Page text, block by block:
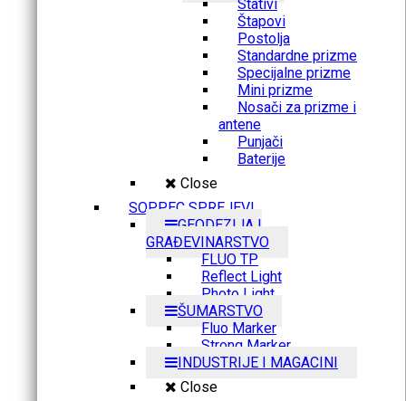
Stativi
Štapovi
Postolja
Standardne prizme
Specijalne prizme
Mini prizme
Nosači za prizme i
antene
Punjači
Baterije
Close
SOPPEC SPREJEVI
GEODEZIJA I
GRAĐEVINARSTVO
FLUO TP
Reflect Light
Photo Light
ŠUMARSTVO
Fluo Marker
Strong Marker
INDUSTRIJE I MAGACINI
Close